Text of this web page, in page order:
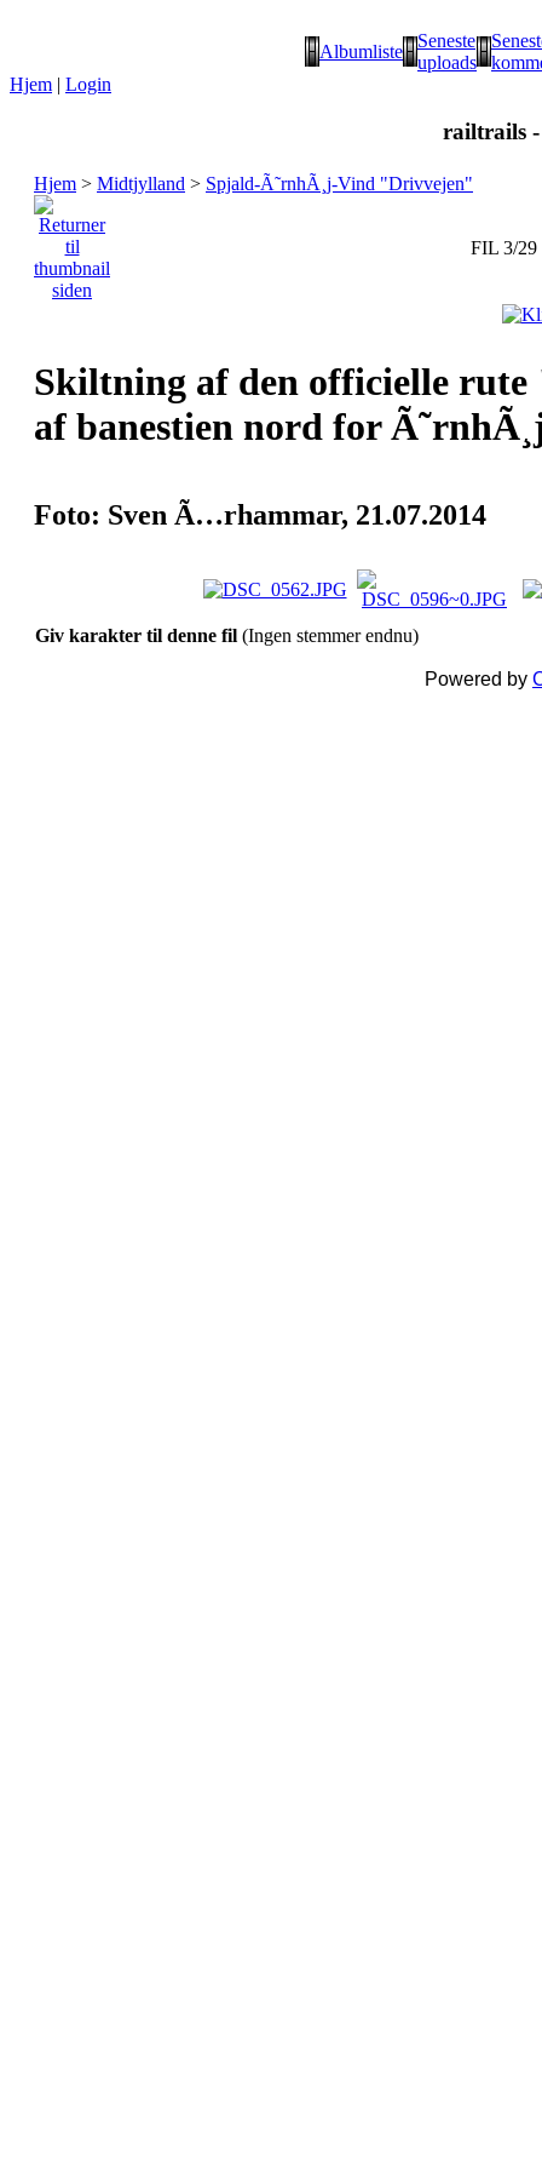
Albumliste
Seneste
uploads
Hjem | Login
railtrails
Hjem > Midtjylland > Spjald-Ã˜rnhÃ¸j-Vind "Drivvejen"
FIL 3/29
Skiltning af den officielle
af banestien nord for
Foto: Sven Ã…rhammar, 21.07.2014
Giv karakter til denne fil (Ingen stemmer endnu)
Powered by